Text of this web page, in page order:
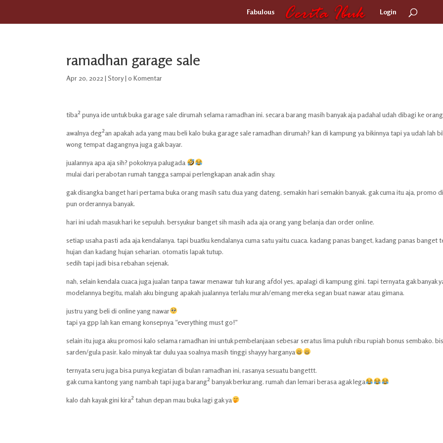
Fabulous Login
ramadhan garage sale
Apr 20, 2022 |Story|0 Komentar
tiba² punya ide untuk buka garage sale dirumah selama ramadhan ini. secara barang masih banyak aja padahal udah dibagi ke
awalnya deg²an apakah ada yang mau beli kalo buka garage sale ramadhan dirumah? kan di kampung ya bikinnya tapi ya udah lah
wong tempat dagangnya juga gak bayar.
jualannya apa aja sih? pokoknya palugada
mulai dari perabotan rumah tangga sampai perlengkapan anak adin shay.
gak disangka banget hari pertama buka orang masih satu dua yang dateng, semakin hari semakin banyak. gak cuma itu aja, promo
pun orderannya banyak.
hari ini udah masuk hari ke sepuluh. bersyukur banget sih masih ada aja orang yang belanja dan order online.
setiap usaha pasti ada aja kendalanya. tapi buatku kendalanya cuma satu yaitu cuaca. kadang panas banget, kadang panas banget
hujan dan kadang hujan seharian. otomatis lapak tutup.
sedih tapi jadi bisa rebahan sejenak.
nah, selain kendala cuaca juga jualan tanpa tawar menawar tuh kurang afdol yes, apalagi di kampung gini. tapi ternyata gak banyak
modelannya begitu, malah aku bingung apakah jualannya terlalu murah/emang mereka segan buat nawar atau gimana.
justru yang beli di online yang nawar
tapi ya gpp lah kan emang konsepnya “everything must go!”
selain itu juga aku promosi kalo selama ramadhan ini untuk pembelanjaan sebesar seratus lima puluh ribu rupiah bonus sembako.
sarden/gula pasir. kalo minyak tar dulu yaa soalnya masih tinggi shayyy harganya
ternyata seru juga bisa punya kegiatan di bulan ramadhan ini, rasanya sesuatu bangettt.
gak cuma kantong yang nambah tapi juga barang² banyak berkurang. rumah dan lemari berasa agak lega
kalo dah kayak gini kira² tahun depan mau buka lagi gak ya